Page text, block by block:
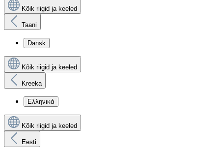
Kõik riigid ja keeled
Taani
Dansk
Kõik riigid ja keeled
Kreeka
Ελληνικά
Kõik riigid ja keeled
Eesti